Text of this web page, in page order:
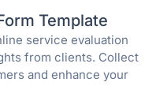
Template
service evaluation
from clients. Collect
and enhance your